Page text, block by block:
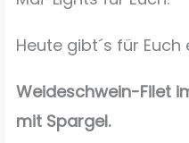
Heute gibt´s für Euch
Weideschwein-Filet
mit Spargel.